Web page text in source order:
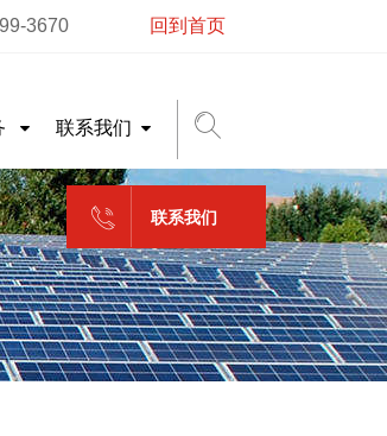
3670 回到首页
联系我们
联系我们